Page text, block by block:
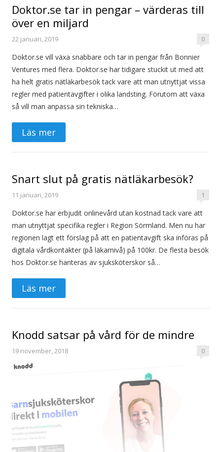
Doktor.se tar in pengar – värderas till
över en miljard
22 januari, 2019 0
Doktor.se vill växa snabbare och tar in pengar från Bonnier
Ventures med flera. Doktor.se har tidigare stuckit ut med att
ha helt gratis nätläkarbesök tack vare att man utnyttjat vissa
regler med patientavgifter i olika landsting. Förutom att växa
så vill man anpassa sin tekniska…
Läs mer
Snart slut på gratis nätläkarbesök?
11 januari, 2019 1
Doktor.se har erbjudit onlinevård utan kostnad tack vare att
man utnyttjat specifika regler i Region Sörmland. Men nu har
regionen lagt ett förslag på att en patientavgift ska införas på
digitala vårdkontakter (på läkarnivå) på 100kr. De flesta besök
hos Doktor.se hanteras av sjuksköterskor så…
Läs mer
Knodd satsar på vård för de mindre
19 november, 2018 0